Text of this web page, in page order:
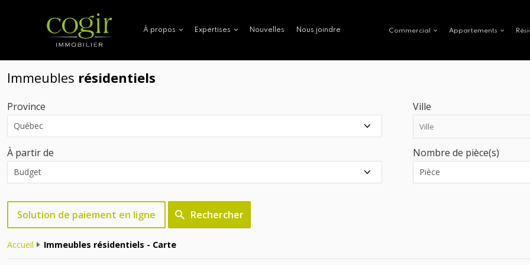
À propos Expertises Nouvelles Nous joindre Commercial Appartements
Immeubles résidentiels
Province Ville
À partir de Nombre de pièce(s)
Solution de paiement en ligne Rechercher
Accueil Immeubles résidentiels - Carte